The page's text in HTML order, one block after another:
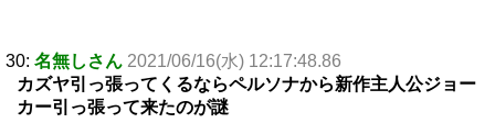
30: 名無しさん 2021/06/16(水) 12:17:48.86
カズヤ引っ張ってくるならペルソナから新作主人公ジョー
カー引っ張って来たのが謎